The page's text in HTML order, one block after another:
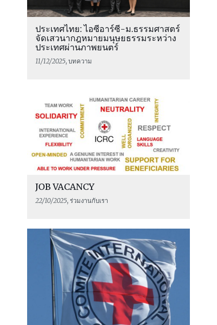
ประเทศไทย: ไอซีอาร์ซี-ม.ธรรมศาสตร์
จัดเสวนากฎหมายมนุษยธรรมระหว่าง
ประเทศผ่านภาพยนตร์
11/12/2025, บทความ
JOB VACANCY
22/10/2025, ร่วมงานกับเรา